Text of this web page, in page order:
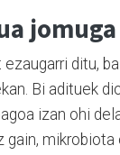
jomuga
ditu,
Bi adituek
izan ohi